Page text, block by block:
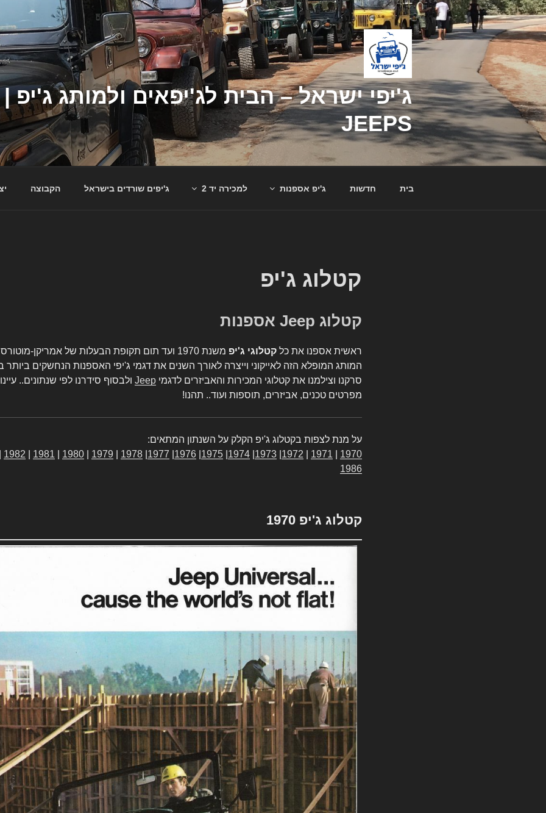
דילוג
לתוכן
JEEPS
בית חדשות ג'יפ אספנות למכירה יד 2 ג'יפים שורדים בישראל הקבוצה
קטלוג ג'יפ
קטלוג Jeep אספנות
ראשית אספנו את כל קטלוגי ג'יפ
משנת 1970 ועד תום תקופת הבעלות של אמריקן-
המותג המופלא הזה לאייקוני וייצרה לאורך השנים את דגמי ג'יפי האספנות הנחשקים
סרקנו וצילמנו את קטלוגי המכירות והאביזרים לדגמי Jeep ולבסוף סידרנו לפי שנתונים..
מפרטים טכנים, אביזרים, תוספות ועוד.. תהנו!
על מנת לצפות בקטלוג ג'יפ הקלק על השנתון המתאים:
1970
1971
1972
1973
1974
1975
1976
1977
1978
1979
1980
1981
1982
1986
קטלוג ג'יפ 1970